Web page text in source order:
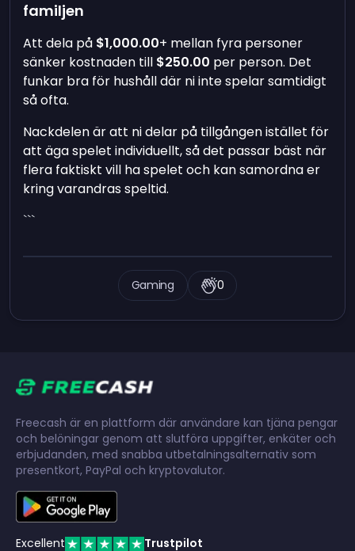
familjen
Att dela på $1,000.00+ mellan fyra personer
sänker kostnaden till $250.00 per person. Det
funkar bra för hushåll där ni inte spelar samtidigt
så ofta.
Nackdelen är att ni delar på tillgången istället för
att äga spelet individuellt, så det passar bäst när
flera faktiskt vill ha spelet och kan samordna er
kring varandras speltid.
```
Gaming 0
Freecash är en plattform där användare kan tjäna pengar
och belöningar genom att slutföra uppgifter, enkäter och
erbjudanden, med snabba utbetalningsalternativ som
presentkort, PayPal och kryptovalutor.
Excellent Trustpilot